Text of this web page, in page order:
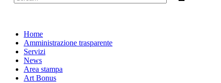
Home
Amministrazione trasparente
Servizi
News
Area stampa
Art Bonus